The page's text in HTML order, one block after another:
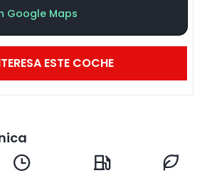
Google Maps
ESTE COCHE